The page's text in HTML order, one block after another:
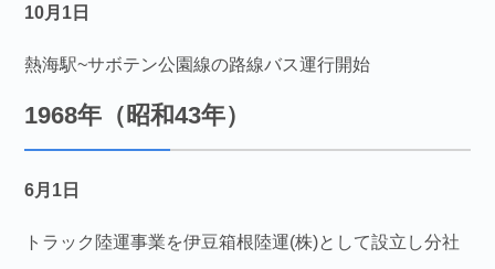
10月1日
熱海駅~サボテン公園線の路線バス運行開始
1968年（昭和43年）
6月1日
トラック陸運事業を伊豆箱根陸運(株)として設立し分社